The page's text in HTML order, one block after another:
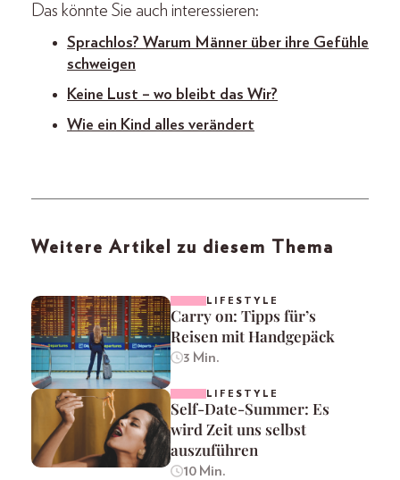
Das könnte Sie auch interessieren:
Sprachlos? Warum Männer über ihre Gefühle
schweigen
Keine Lust – wo bleibt das Wir?
Wie ein Kind alles verändert
Weitere Artikel zu diesem Thema
LIFESTYLE
Carry on: Tipps für’s
Reisen mit Handgepäck
3 Min.
LIFESTYLE
Self-Date-Summer: Es
wird Zeit uns selbst
auszuführen
10 Min.